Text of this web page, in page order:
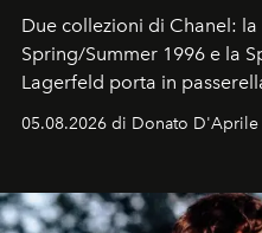
Due collezioni di Chanel:
Spring/Summer 1996 e la
Lagerfeld porta in
logomania pensata per la
Kate, Claudia e Carla una
uno dei documenti più
05.08.2026 di Donato D'Aprile